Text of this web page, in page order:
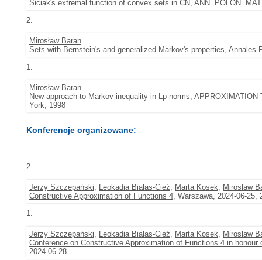
Siciak's extremal function of convex sets in CN, ANN. POLON.
2.
Mirosław Baran
Sets with Bernstein's and generalized Markov's properties, Annales
1.
Mirosław Baran
New approach to Markov inequality in Lp norms, APPROXIMATION
York, 1998
Konferencje organizowane:
2.
Jerzy Szczepański, Leokadia Białas-Cież, Marta Kosek, Mirosław
Constructive Approximation of Functions 4, Warszawa, 2024-06-25,
1.
Jerzy Szczepański, Leokadia Białas-Cież, Marta Kosek, Mirosław
Conference on Constructive Approximation of Functions 4 in
2024-06-28